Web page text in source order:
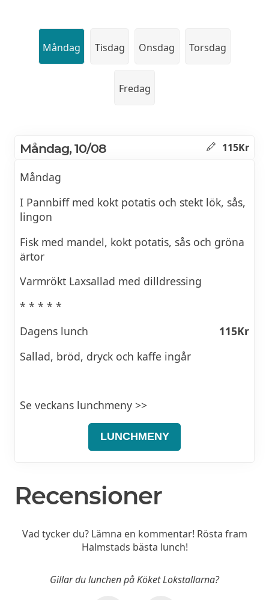
Måndag Tisdag Onsdag Torsdag
Fredag
Måndag, 10/08 115Kr
Måndag
I Pannbiff med kokt potatis och stekt lök, sås,
lingon
Fisk med mandel, kokt potatis, sås och gröna
ärtor
Varmrökt Laxsallad med dilldressing
* * * * *
Dagens lunch
115Kr
Sallad, bröd, dryck och kaffe ingår
Se veckans lunchmeny >>
LUNCHMENY
Recensioner
Vad tycker du? Lämna en kommentar! Rösta fram
Halmstads bästa lunch!
Gillar du lunchen på Köket Lokstallarna?